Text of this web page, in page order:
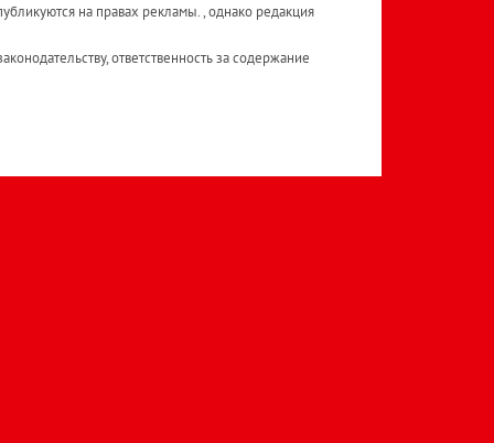
на правах рекламы. , однако редакция
ответственность за содержание